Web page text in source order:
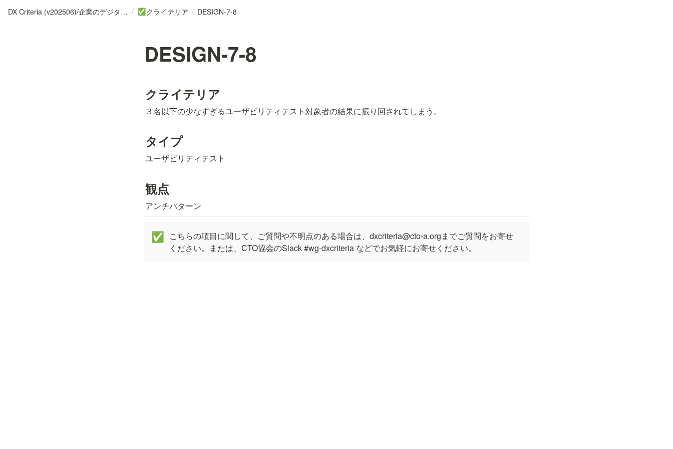
DX Criteria (v202506)/企業のデジタル化とソフトウェア活用のためのガイドライン / ✅ クライテリア / DESIGN-7-8
DESIGN-7-8
クライテリア
３名以下の少なすぎるユーザビリティテスト対象者の結果に振り回されてしまう。
タイプ
ユーザビリティテスト
観点
アンチパターン
✅
こちらの項目に関して、ご質問や不明点のある場合は、dxcriteria@cto-a.orgまでご質問をお寄せ
ください。または、CTO協会のSlack #wg-dxcriteria などでお気軽にお寄せください。